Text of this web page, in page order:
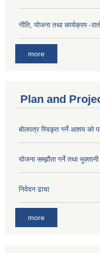
नीति, योजना तथा कार्यक्रम -
more
Plan and
बोलपत्र स्विकृत गर्ने आशय को
योजना सम्झौता गर्ने तथा
निवेदन ढाचा
more